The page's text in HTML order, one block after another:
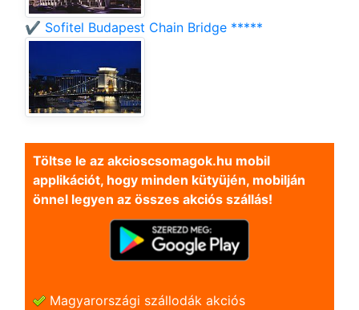
✔️ Sofitel Budapest Chain Bridge *****
Töltse le az akcioscsomagok.hu mobil
applikációt, hogy minden kütyüjén, mobilján
önnel legyen az összes akciós szállás!
Magyarországi szállodák akciós